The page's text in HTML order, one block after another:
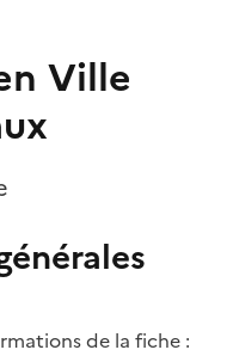
Ville
de la fiche :